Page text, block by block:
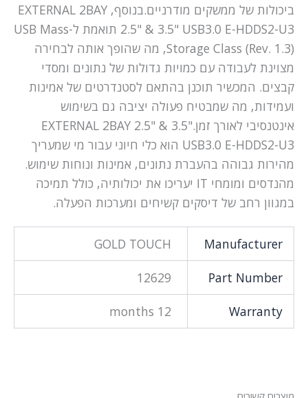
ביכולות של ממשקים מודרניים.בנוסף, EXTERNAL 2BAY
2.5" & 3.5" USB3.0 E-HDDS2-U3 תואמת ל-USB Mass
Storage Class (Rev. 1.3), מה שהופך אותה לבחירה
מצוינת לעבודה עם כמויות גדולות של נתונים ומסדי
קבצים. המכשיר תוכנן בהתאם לסטנדרטים של אמינות
ועמידות, מה שמבטיח פעולה יציבה גם בשימוש
אינטנסיבי לאורך זמן.EXTERNAL 2BAY 2.5" & 3.5"
USB3.0 E-HDDS2-U3 הוא כלי חיוני עבור מי שמעריך
מהירות גבוהה בהעברת נתונים, אמינות ונוחות שימוש.
מהנדסים ומומחי IT יעריכו את יכולותיה, כולל תמיכה
במגוון רחב של דיסקים קשיחים ומערכות הפעלה.
Manufacturer
GOLD TOUCH
Part Number
12629
Warranty
12 months